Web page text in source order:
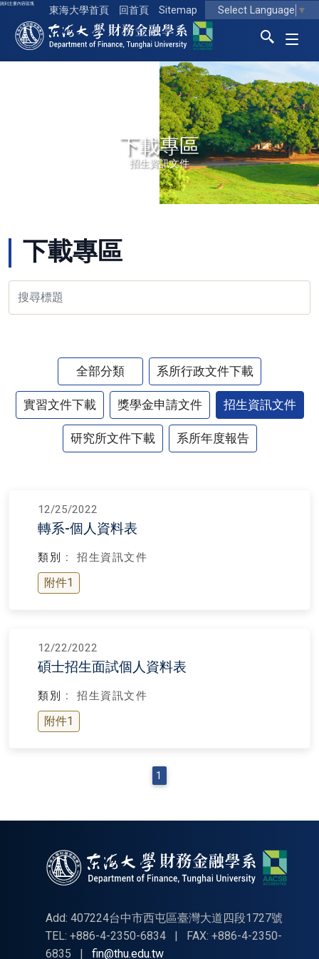
跳到主要內容區塊
東海大學首頁 回首頁 Sitemap Select Language ▼
東海大學logo
下載專區
招生資訊文件
下載專區
全部分類 系所行政文件下載
實習文件下載 獎學金申請文件 招生資訊文件
研究所文件下載 系所年度報告
12/25/2022
轉系-個人資料表
類別 : 招生資訊文件
附件1
12/22/2022
碩士招生面試個人資料表
類別 : 招生資訊文件
附件1
1
Add: 407224台中市西屯區臺灣大道四段1727號
TEL: +886-4-2350-6834
|
FAX: +886-4-2350-
6835
| fin@thu.edu.tw